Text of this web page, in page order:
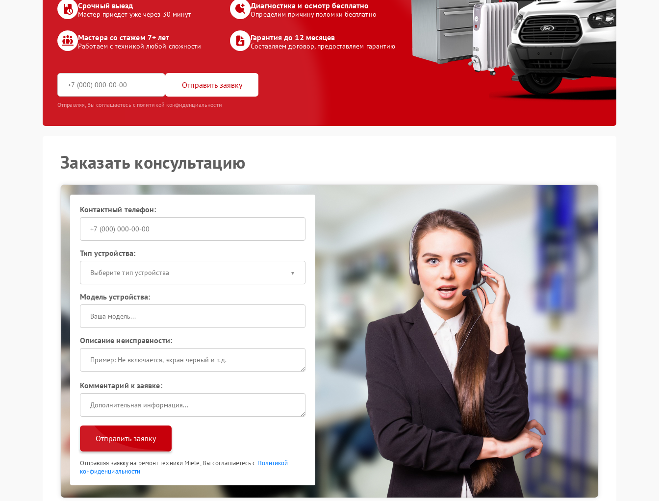
Срочный выезд
Мастер приедет уже через 30 минут
Диагностика и осмотр бесплатно
Определим причину поломки бесплатно
Мастера со стажем 7+ лет
Работаем с техникой любой сложности
Гарантия до 12 месяцев
Составляем договор, предоставляем гарантию
Отправить заявку
Отправляя, Вы соглашаетесь с политикой конфиденциальности
Заказать консультацию
Контактный телефон:
Тип устройства:
Выберите тип устройства
Модель устройства:
Описание неисправности:
Комментарий к заявке:
Отправить заявку
Отправляя заявку на ремонт техники Miele, Вы соглашаетесь с Политикой
конфиденциальности